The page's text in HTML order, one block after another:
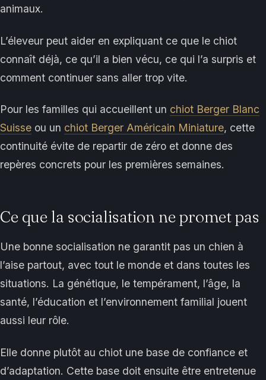
animaux.
L’éleveur peut aider en expliquant ce que le chiot
connaît déjà, ce qu’il a bien vécu, ce qui l’a surpris et
comment continuer sans aller trop vite.
Pour les familles qui accueillent un chiot Berger Blanc
Suisse ou un chiot Berger Américain Miniature, cette
continuité évite de repartir de zéro et donne des
repères concrets pour les premières semaines.
Ce que la socialisation ne promet pas
Une bonne socialisation ne garantit pas un chien à
l’aise partout, avec tout le monde et dans toutes les
situations. La génétique, le tempérament, l’âge, la
santé, l’éducation et l’environnement familial jouent
aussi leur rôle.
Elle donne plutôt au chiot une base de confiance et
d’adaptation. Cette base doit ensuite être entretenue